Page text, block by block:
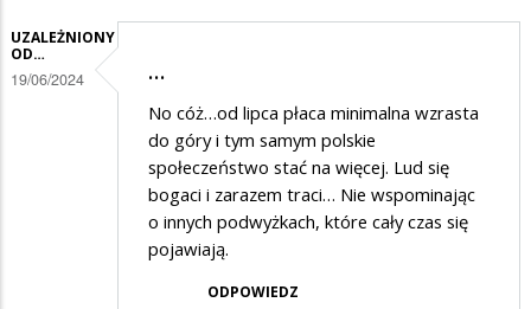
na
Wyłącz
UZALEŻNIONY
OD…
19/06/2024 …
No cóż…od lipca płaca minimalna wzrasta
do góry i tym samym polskie
społeczeństwo stać na więcej. Lud się
bogaci i zarazem traci… Nie wspominając
o innych podwyżkach, które cały czas się
pojawiają.
ODPOWIEDZ